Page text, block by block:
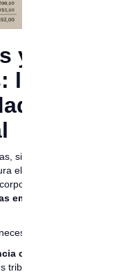
y
es
sin importar
electrónica.
empresas
de:
contable
tributarias